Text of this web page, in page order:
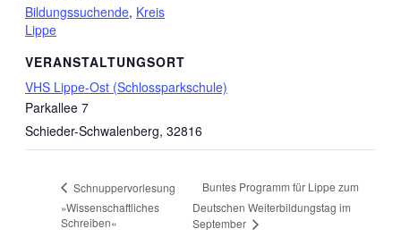
Bildungssuchende, Kreis
Lippe
VERANSTALTUNGSORT
VHS Lippe-Ost (Schlossparkschule)
Parkallee 7
Schieder-Schwalenberg, 32816
Schnuppervorlesung
»Wissenschaftliches
Schreiben«
Buntes Programm für Lippe zum
Deutschen Weiterbildungstag im
September